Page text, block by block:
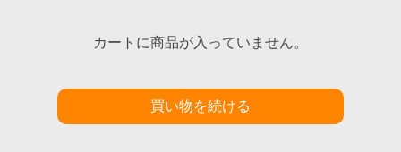
カートに商品が入っていません。
買い物を続ける